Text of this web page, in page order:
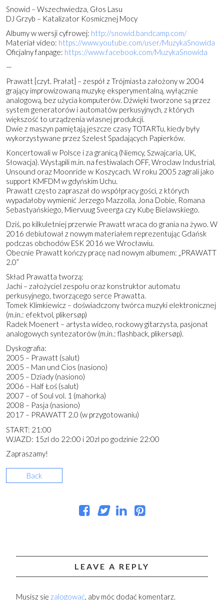
Snowid – Wszechwiedza, Głos Lasu
DJ Grzyb – Katalizator Kosmicznej Mocy
Albumy w wersji cyfrowej: http://snowid.bandcamp.com/
Materiał video: https://www.youtube.com/user/MuzykaSnowida
Oficjalny fanpage: https://www.facebook.com/MuzykaSnowida
—
Prawatt [czyt. Prałat] – zespół z Trójmiasta założony w 2004
grający improwizowaną muzykę eksperymentalną, wyłącznie
analogową, bez użycia komputerów. Dźwięki tworzone są przez
system generatorów i automatów perkusyjnych, z których
większość to urządzenia własnej produkcji.
Dwie z maszyn pamiętają jeszcze czasy TOTARTu, kiedy były
wykorzystywane przez Szelest Spadających Papierków.
Koncertowali w Polsce i za granicą (Niemcy, Szwajcaria, UK,
Słowacja). Wystąpili m.in. na festiwalach OFF, Wroclaw Industrial,
Unsound oraz Moonride w Koszycach. W roku 2005 zagrali jako
support KMFDM w gdyńskim Uchu.
Prawatt często zapraszał do współpracy gości, z których
wypadałoby wymienić Jerzego Mazzolla, Jona Dobie, Romana
Sebastyańskiego, Miervuug Sveerga czy Kubę Bielawskiego.
Dziś, po kilkuletniej przerwie Prawatt wraca do grania na żywo. W
2016 debiutował z nowym materiałem reprezentując Gdańsk
podczas obchodów ESK 2016 we Wrocławiu.
Obecnie Prawatt kończy pracę nad nowym albumem: „PRAWATT
2.0”
Skład Prawatta tworzą:
Jachi – założyciel zespołu oraz konstruktor automatu
perkusyjnego, tworzącego serce Prawatta.
Tomek Klimkiewicz – doświadczony twórca muzyki elektronicznej
(m.in.: efektvol, plikersøp)
Radek Moenert – artysta wideo, rockowy gitarzysta, pasjonat
analogowych syntezatorów (m.in.: flashback, plikersøp).
Dyskografia:
2005 – Prawatt (salut)
2005 – Man und Cios (nasiono)
2005 – Dziady (nasiono)
2006 – Half Łoś (salut)
2007 – of Soul vol. 1 (mahorka)
2008 – Pasja (nasiono)
2017 – PRAWATT 2.0 (w przygotowaniu)
START: 21:00
WJAZD: 15zl do 22:00 i 20zl po godzinie 22:00
Zapraszamy!
Back
LEAVE A REPLY
Musisz się zalogować , aby móc dodać komentarz.